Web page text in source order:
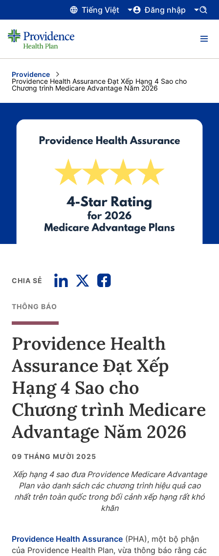
Tiếng Việt Đăng nhập
Providence
Current:
Providence Health Assurance Đạt Xếp Hạng 4 Sao cho
Chương trình Medicare Advantage Năm 2026
CHIA SẺ
THÔNG BÁO
Providence Health
Assurance Đạt Xếp
Hạng 4 Sao cho
Chương trình Medicare
Advantage Năm 2026
09 THÁNG MƯỜI 2025
Xếp hạng 4 sao đưa Providence Medicare Advantage
Plan vào danh sách các chương trình hiệu quả cao
nhất trên toàn quốc trong bối cảnh xếp hạng rất khó
khăn
Providence Health Assurance (PHA), một bộ phận
của Providence Health Plan, vừa thông báo rằng các